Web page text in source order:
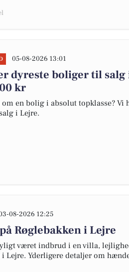
05-08-2026 13:01
dyreste boliger til
kr
en bolig i absolut topklasse? Vi
i Lejre.
08-2026 12:25
Røglebakken i Lejre
været indbrud i en villa,
i Lejre. Yderligere detaljer om